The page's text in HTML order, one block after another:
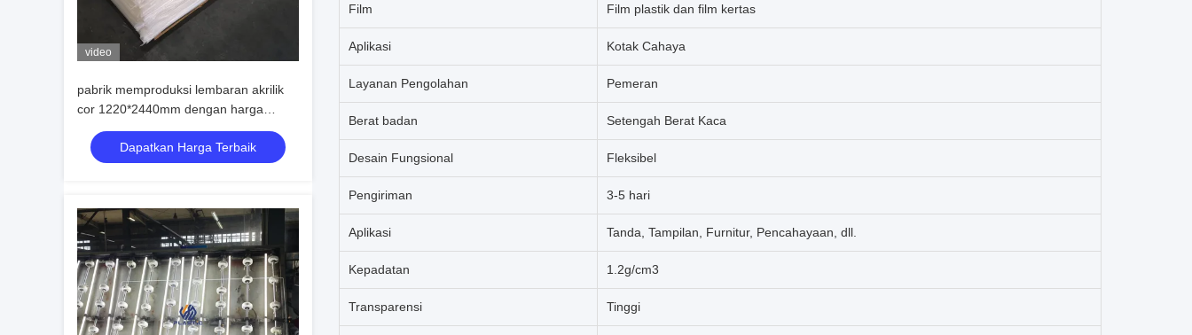
video
pabrik memproduksi lembaran akrilik
cor 1220*2440mm dengan harga
terbaik
Dapatkan Harga Terbaik
Film Film plastik dan film kertas
Aplikasi Kotak Cahaya
Layanan Pengolahan Pemeran
Berat badan Setengah Berat Kaca
Desain Fungsional Fleksibel
Pengiriman 3-5 hari
Aplikasi Tanda, Tampilan, Furnitur, Pencahayaan, dll.
Kepadatan 1.2g/cm3
Transparensi Tinggi